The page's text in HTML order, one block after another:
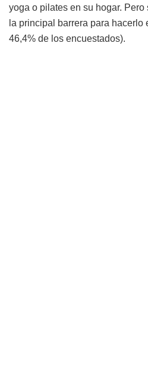
yoga o pilates en su hogar.
la principal barrera para hacerlo
46,4% de los encuestados).